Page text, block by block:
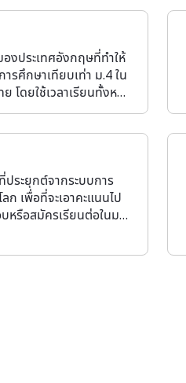
งประเทศอังกฤษที่ทำให้
รศึกษาเทียบเท่า ม.4 ใน
ย โดยใช้เวลาเรียนทั้งห…
ประยุกต์จากระบบการ
ก เพื่อที่จะเอาคะแนนไป
บหรือสมัครเรียนต่อในม…